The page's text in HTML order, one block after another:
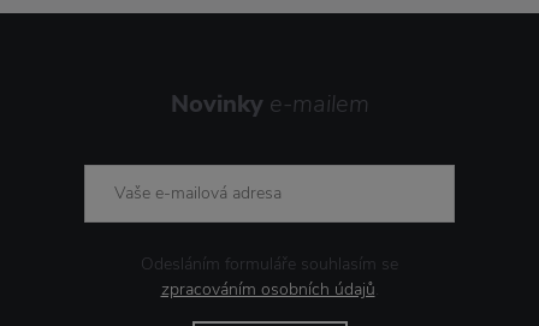
Novinky e-mailem
Odesláním formuláře souhlasím se
zpracováním osobních údajů.